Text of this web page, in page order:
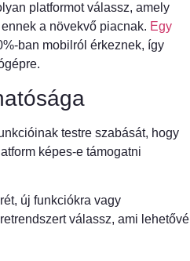
platformot válassz, amely
a növekvő piacnak. Egy
ban mobilról érkeznek, így
testre szabását, hogy
képes-e támogatni
új funkciókra vagy
válassz, ami lehetővé